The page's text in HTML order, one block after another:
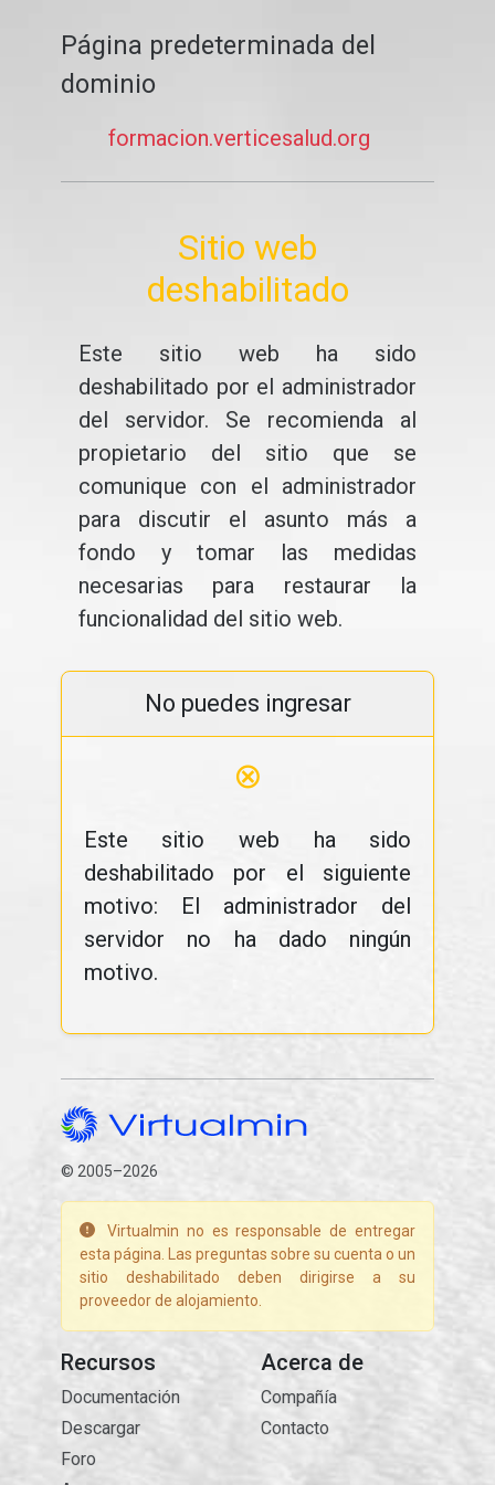
Página predeterminada del
dominio
formacion.verticesalud.org
Sitio web
deshabilitado
Este sitio web ha sido
deshabilitado por el administrador
del servidor. Se recomienda al
propietario del sitio que se
comunique con el administrador
para discutir el asunto más a
fondo y tomar las medidas
necesarias para restaurar la
funcionalidad del sitio web.
No puedes ingresar
⊗
Este sitio web ha sido
deshabilitado por el siguiente
motivo: El administrador del
servidor no ha dado ningún
motivo.
© 2005–2026
Virtualmin no es responsable de entregar
esta página. Las preguntas sobre su cuenta o un
sitio deshabilitado deben dirigirse a su
proveedor de alojamiento.
Recursos
Documentación
Descargar
Foro
Acerca de
Compañía
Contacto